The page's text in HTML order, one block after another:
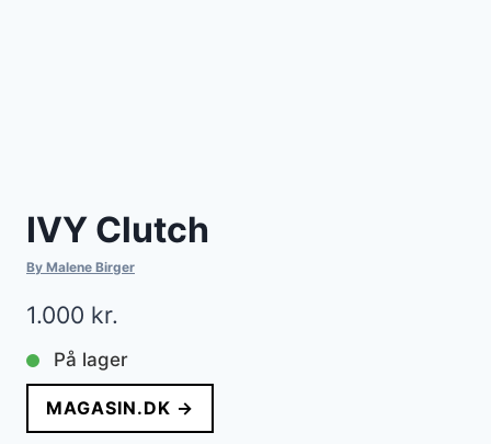
IVY Clutch
By Malene Birger
1.000 kr.
På lager
MAGASIN.DK →